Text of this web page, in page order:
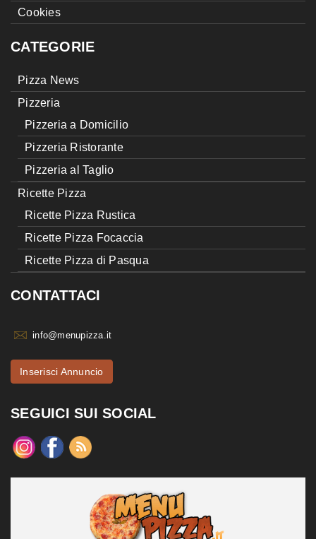
Cookies
CATEGORIE
Pizza News
Pizzeria
Pizzeria a Domicilio
Pizzeria Ristorante
Pizzeria al Taglio
Ricette Pizza
Ricette Pizza Rustica
Ricette Pizza Focaccia
Ricette Pizza di Pasqua
CONTATTACI
info@menupizza.it
Inserisci Annuncio
SEGUICI SUI SOCIAL